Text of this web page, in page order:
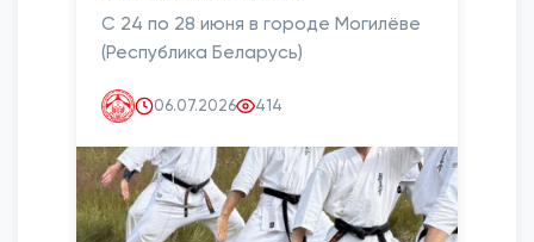
С 24 по 28 июня в городе Могилёве
(Республика Беларусь)
06.07.2026 414